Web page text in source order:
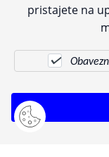
Sve navedene
informacije, ali zbog
kontaktirajte nas putem
pristajete na